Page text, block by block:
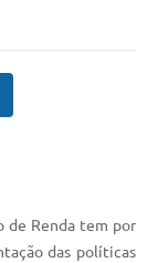
de Renda tem por
das políticas